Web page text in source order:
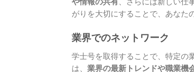
がりを大切にすることで、あなた
業界でのネットワーク
学士号を取得することで、特定の
は、 業界の最新トレンドや職業機